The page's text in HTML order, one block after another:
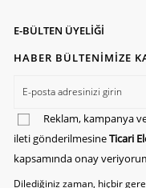
E-BÜLTEN ÜYELİĞİ
HABER BÜLTENİMİZE
Reklam, kampanya
ileti gönderilmesineTicari
kapsamında onay
Dilediğiniz zaman, hiçbir